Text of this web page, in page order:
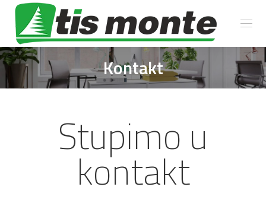
Kontakt
You are here:
Stupimo u
kontakt